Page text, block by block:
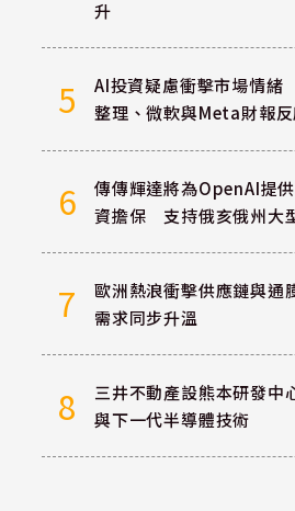
升
5
AI投資疑慮衝擊市場情
整理、微軟與Meta財報
6
傳傳輝達將為OpenAI提
資擔保 支持俄亥俄州大
7
歐洲熱浪衝擊供應鏈與通
需求同步升溫
8
三井不動產設熊本研發中
與下一代半導體技術